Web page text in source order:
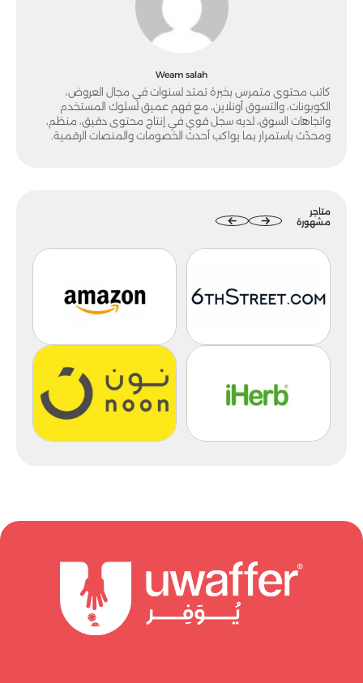
Weam salah
كاتب محتوى متمرس بخبرة تمتد لسنوات في مجال العروض،
الكوبونات، والتسوق أونلاين، مع فهم عميق لسلوك المستخدم
واتجاهات السوق، لديه سجل قوي في إنتاج محتوى دقيق، منظم،
ومحدّث باستمرار بما يواكب أحدث الخصومات والمنصات الرقمية.
متاجر
مشهورة